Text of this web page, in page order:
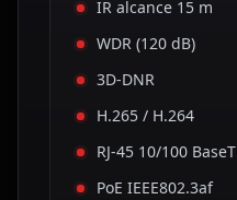
IR alcance 15 m
WDR (120 dB)
3D-DNR
H.265 / H.264
RJ-45 10/100 BaseT
PoE IEEE802.3af